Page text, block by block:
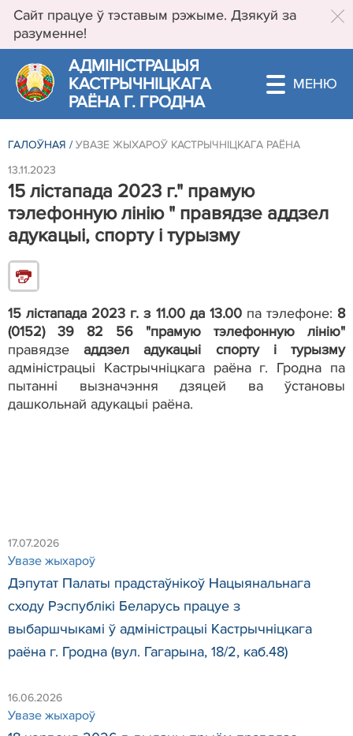
Сайт працуе ў тэставым рэжыме. Дзякуй за
разуменне!
АДМIНIСТРАЦЫЯ
КАСТРЫЧНIЦКАГА
РАЁНА Г. ГРОДНА
ГАЛОЎНАЯ / УВАЗЕ ЖЫХАРОЎ КАСТРЫЧНІЦКАГА РАЁНА
13.11.2023
15 лістапада 2023 г." прамую
тэлефонную лінію " правядзе аддзел
адукацыі, спорту і турызму
15 лістапада 2023 г. з 11.00 да 13.00па тэлефоне: 8
(0152) 39 82 56 "прамую тэлефонную лінію"
правядзеаддзел адукацыі спорту і турызму
адміністрацыі Кастрычніцкага раёна г. Гродна па
пытанні вызначэння дзяцей ва ўстановы
дашкольнай адукацыі раёна.
17.07.2026
Увазе жыхароў
Дэпутат Палаты прадстаўнікоў Нацыянальнага
сходу Рэспублікі Беларусь працуе з
выбаршчыкамі ў адміністрацыі Кастрычніцкага
раёна г. Гродна (вул. Гагарына, 18/2, каб.48)
16.06.2026
Увазе жыхароў